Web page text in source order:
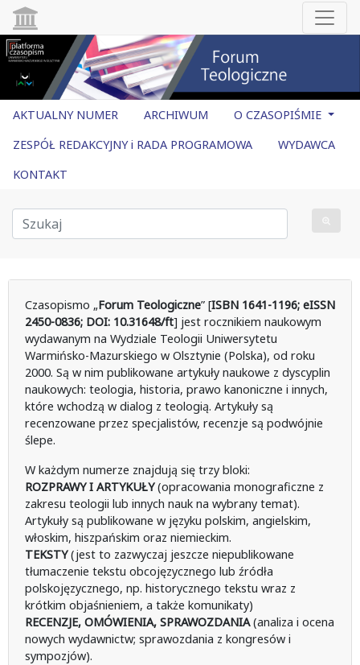
AKTUALNY NUMER ARCHIWUM
O CZASOPIŚMIE
ZESPÓŁ REDAKCYJNY i RADA PROGRAMOWA
WYDAWCA
KONTAKT
Czasopismo „Forum Teologiczne” [ISBN 1641-1196; eISSN
2450-0836; DOI: 10.31648/ft] jest rocznikiem naukowym
wydawanym na Wydziale Teologii Uniwersytetu
Warmińsko-Mazurskiego w Olsztynie (Polska), od roku
2000. Są w nim publikowane artykuły naukowe z dyscyplin
naukowych: teologia, historia, prawo kanoniczne i innych,
które wchodzą w dialog z teologią. Artykuły są
recenzowane przez specjalistów, recenzje są podwójnie
ślepe.
W każdym numerze znajdują się trzy bloki:
ROZPRAWY I ARTYKUŁY(opracowania monograficzne z
zakresu teologii lub innych nauk na wybrany temat).
Artykuły są publikowane w języku polskim, angielskim,
włoskim, hiszpańskim oraz niemieckim.
TEKSTY(jest to zazwyczaj jeszcze niepublikowane
tłumaczenie tekstu obcojęzycznego lub źródła
polskojęzycznego, np. historycznego tekstu wraz z
krótkim objaśnieniem, a także komunikaty)
RECENZJE, OMÓWIENIA, SPRAWOZDANIA(analiza i ocena
nowych wydawnictw; sprawozdania z kongresów i
sympozjów).